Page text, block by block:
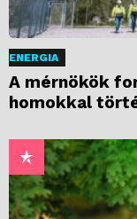
ENERGIA
A mérnökök
homokkal